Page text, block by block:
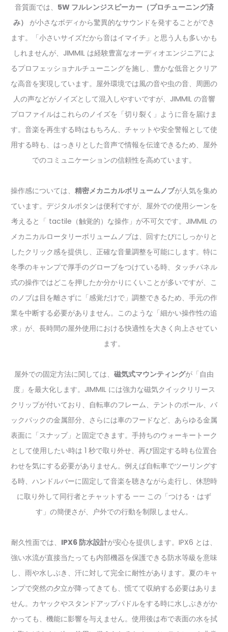
音質面では、 5W フルレンジスピーカー（プロチューニング済
み） が小さなボディから驚異的なサウンドを発することができ
ます。「小さいサイズだから音はイマイチ」と思う人も多いかも
しれませんが、JIMMIL は経験豊富なオーディオエンジニアによ
るプロフェッショナルチューニングを施し、豊かな低音とクリア
な高音を実現しています。屋外環境では風の音や虫の音、周囲の
人の声などがノイズとして混入しやすいですが、JIMMIL の音響
プロファイルはこれらのノイズを「切り裂く」ように音を届けま
す。音楽を再生する時はもちろん、チャットや安全警報として使
用する時も、はっきりとした音声で情報を伝達できるため、屋外
でのコミュニケーションの信頼性を高めています。
操作感については、 精密メカニカルボリュームノブが人気を集め
ています。デジタルボタンは便利ですが、屋外での使用シーンを
考えると「 tactile（触覚的）な操作」が不可欠です。JIMMIL の
メカニカルロータリーボリュームノブは、回すたびにしっかりと
したクリック感を提供し、正確な音量調整を可能にします。特に
冬季のキャンプで厚手のグローブをつけている時、タッチパネル
式の操作ではどこを押したか分かりにくいことが多いですが、こ
のノブは目を離さずに「感覚だけで」調整できるため、手元の作
業を中断する必要がありません。このような「細かい操作性の追
求」が、長時間の屋外使用における快適性を大きく向上させてい
ます。
屋外での固定方法に関しては、 磁気式マウンティングが「自由
度」を最大化します。JIMMIL には強力な磁気クイックリリース
クリップが付いており、自転車のフレーム、テントのポール、バ
ックパックの金属部分、さらには車のフードなど、あらゆる金属
表面に「スナップ」と固定できます。手持ちのウォーキートーク
として使用したい時は 1 秒で取り外せ、再び固定する時も位置合
わせを気にする必要がありません。例えば自転車でツーリングす
る時、ハンドルバーに固定して音楽を聴きながら走行し、休憩時
に取り外して同行者とチャットする —— この「つける・はず
す」の簡便さが、户外での行動を制限しません。
耐久性面では、 IPX6 防水設計が安心を提供します。IPX6 とは、
強い水流が直接当たっても内部機器を保護できる防水等級を意味
し、雨や水しぶき、汗に対して完全に耐性があります。夏のキャ
ンプで突然の夕立が降ってきても、慌てて収納する必要はありま
せん。カヤックやスタンドアップパドルをする時に水しぶきがか
かっても、機能に影響を与えません。使用後は布で表面の水を拭